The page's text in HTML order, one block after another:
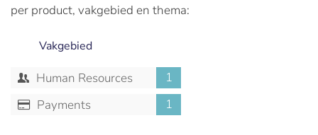
per product, vakgebied en thema:
Vakgebied
Human Resources
1
Payments
1